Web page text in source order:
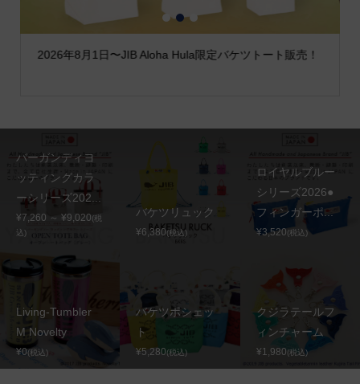
2026年8月1日〜JIB Aloha Hula限定バケツトート販売！
1 2 3
バーガンディヨ
ッティングカラ
ーシリーズ202...
¥7,260 ～ ¥9,020(税
込)
バケツリュック
¥6,380(税込)
ロイヤルブルー
シリーズ2026●
フィンガーポ...
¥3,520(税込)
Living-Tumbler
M Novelty
¥0(税込)
バケツポシェッ
ト
¥5,280(税込)
クジラテールフ
ィンチャーム
¥1,980(税込)